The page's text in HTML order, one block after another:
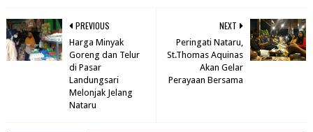
NEXT
Peringati Nataru,
St.Thomas Aquinas
Akan Gelar
Perayaan Bersama
PREVIOUS
Harga Minyak
Goreng dan Telur
di Pasar
Landungsari
Melonjak Jelang
Nataru